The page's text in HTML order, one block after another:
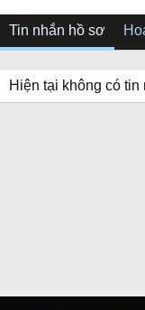
Tin nhắn hồ sơ
Hiện tại không có